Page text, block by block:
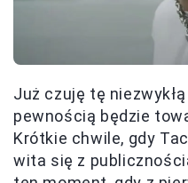
Już czuję tę
pewnością będzie
Krótkie chwile, gdy
wita się z